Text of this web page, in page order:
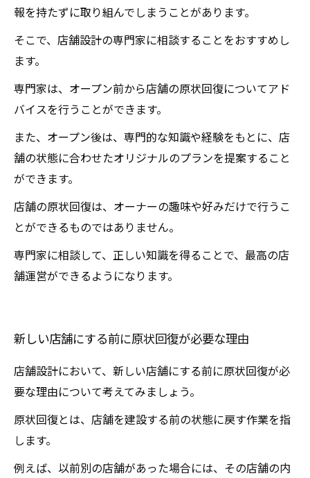
報を持たずに取り組んでしまうことがあります。
そこで、店舗設計の専門家に相談することをおすすめし
ます。
専門家は、オープン前から店舗の原状回復についてアド
バイスを行うことができます。
また、オープン後は、専門的な知識や経験をもとに、店
舗の状態に合わせたオリジナルのプランを提案すること
ができます。
店舗の原状回復は、オーナーの趣味や好みだけで行うこ
とができるものではありません。
専門家に相談して、正しい知識を得ることで、最高の店
舗運営ができるようになります。
新しい店舗にする前に原状回復が必要な理由
店舗設計において、新しい店舗にする前に原状回復が必
要な理由について考えてみましょう。
原状回復とは、店舗を建設する前の状態に戻す作業を指
します。
例えば、以前別の店舗があった場合には、その店舗の内